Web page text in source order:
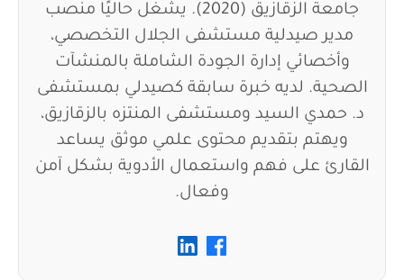
جامعة الزقازيق (2020). يشغل حاليًا منصب
مدير صيدلية مستشفى الجلال التخصصي،
وأخصائي إدارة الجودة الشاملة بالمنشآت
الصحية. لديه خبرة سابقة كصيدلي بمستشفى
د. حمدي السيد ومستشفى المنتزه بالزقازيق،
ويهتم بتقديم محتوى علمي موثق يساعد
القارئ على فهم واستعمال الأدوية بشكل آمن
وفعال.